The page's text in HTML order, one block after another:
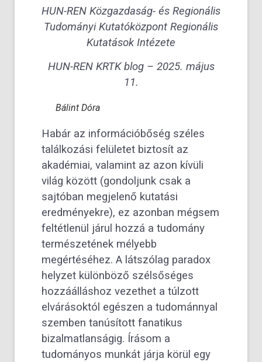
HUN-REN Közgazdaság- és Regionális
Tudományi Kutatóközpont Regionális
Kutatások Intézete
HUN-REN KRTK blog – 2025. május
11.
Bálint Dóra
Habár az információbőség széles
találkozási felületet biztosít az
akadémiai, valamint az azon kívüli
világ között (gondoljunk csak a
sajtóban megjelenő kutatási
eredményekre), ez azonban mégsem
feltétlenül járul hozzá a tudomány
természetének mélyebb
megértéséhez. A látszólag paradox
helyzet különböző szélsőséges
hozzáálláshoz vezethet a túlzott
elvárásoktól egészen a tudománnyal
szemben tanúsított fanatikus
bizalmatlanságig. Írásom a
tudományos munkát járja körül egy